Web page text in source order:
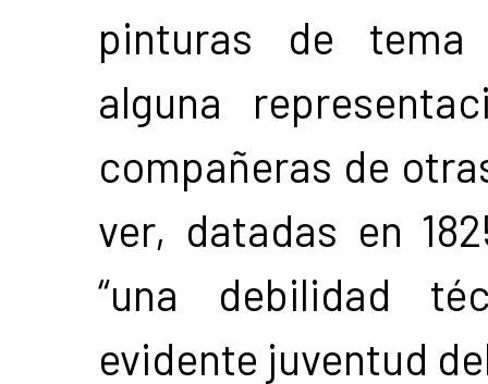
pinturas de
alguna
compañeras de
ver, datadas en
“una debilidad
evidente juventud